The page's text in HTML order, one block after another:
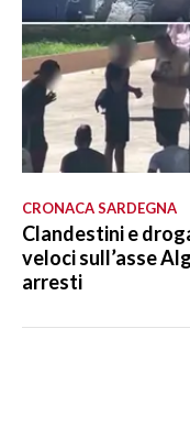
CRONACA SARDEGNA
Clandestini e
veloci sull’asse
arresti